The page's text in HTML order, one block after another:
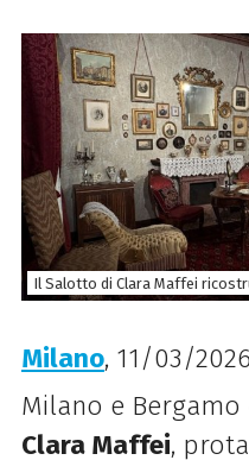
Il Salotto di Clara Maffei
Milano, 11/03/
Milano e
Clara Maffei,